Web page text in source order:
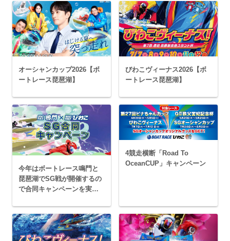
オーシャンカップ2026【ボ
ートレース琵琶湖】
びわこヴィーナス2026【ボ
ートレース琵琶湖】
今年はボートレース鳴門と
琵琶湖でSG戦が開催するの
で合同キャンペーンを実施
4競走横断「Road To
OceanCUP」キャンペーン